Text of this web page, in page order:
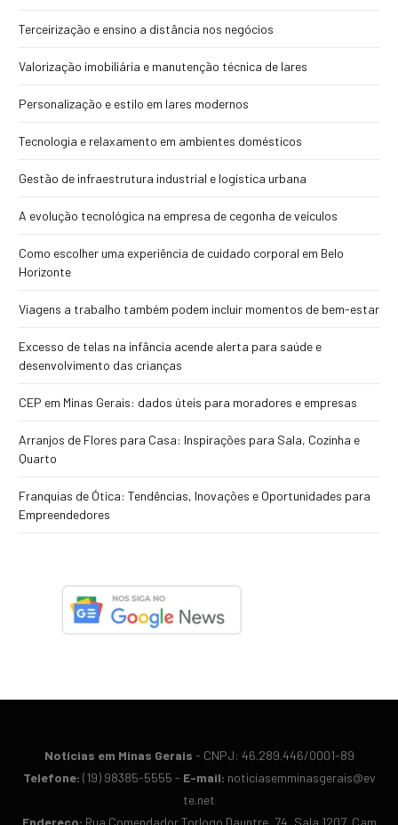
Terceirização e ensino a distância nos negócios
Valorização imobiliária e manutenção técnica de lares
Personalização e estilo em lares modernos
Tecnologia e relaxamento em ambientes domésticos
Gestão de infraestrutura industrial e logística urbana
A evolução tecnológica na empresa de cegonha de veículos
Como escolher uma experiência de cuidado corporal em Belo
Horizonte
Viagens a trabalho também podem incluir momentos de bem-estar
Excesso de telas na infância acende alerta para saúde e
desenvolvimento das crianças
CEP em Minas Gerais: dados úteis para moradores e empresas
Arranjos de Flores para Casa: Inspirações para Sala, Cozinha e
Quarto
Franquias de Ótica: Tendências, Inovações e Oportunidades para
Empreendedores
Notícias em Minas Gerais - CN​PJ: 46.​289.​446/​0001-​89
Te​lefone: (19) 98​385-​5555 - E-​mail: noticiasemminasgerais@​ev​
te.​net
En​der​eço: Rua Co​men​dador Tor​logo Dau​ntre, 74, Sa​la 12​07, Cam​